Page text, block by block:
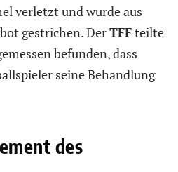
verletzt und wurde aus
gestrichen. DerTFFteilte
befunden, dass
seine Behandlung
des